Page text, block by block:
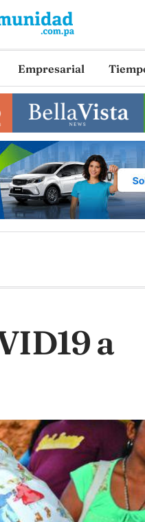
Empresarial
a